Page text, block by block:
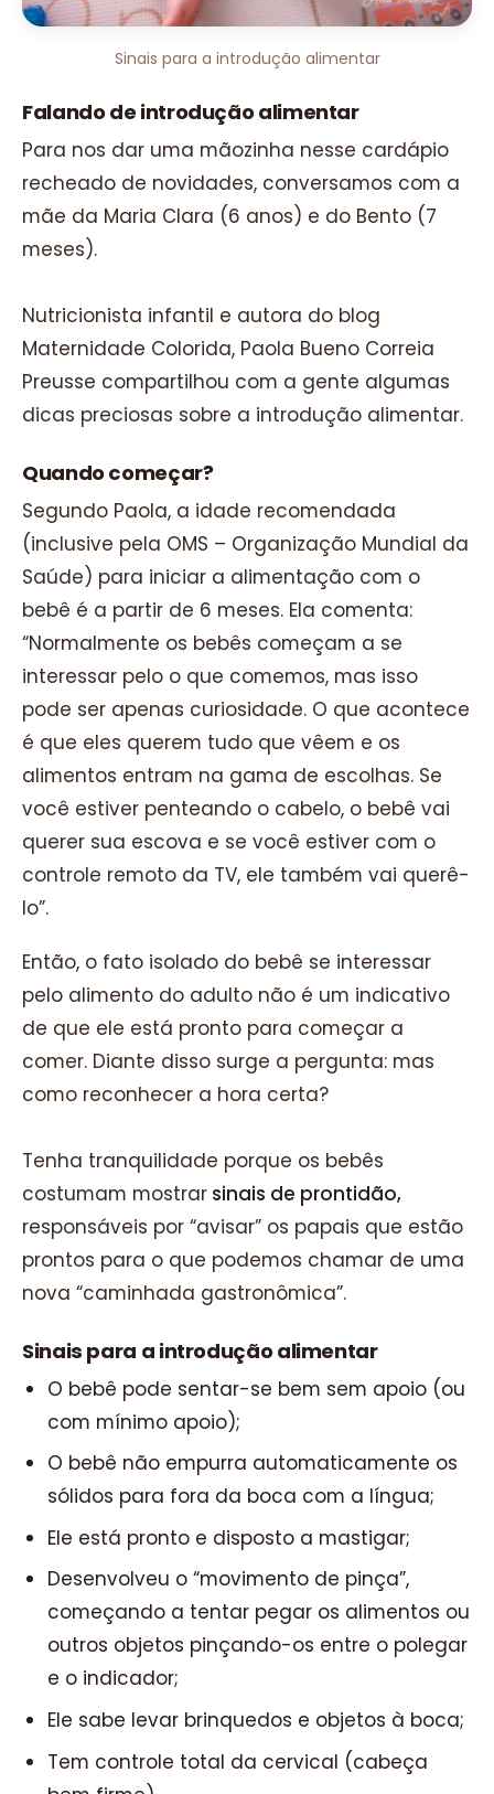
Sinais para a introdução alimentar
Falando de introdução alimentar
Para nos dar uma mãozinha nesse cardápio
recheado de novidades, conversamos com a
mãe da Maria Clara (6 anos) e do Bento (7
meses).
Nutricionista infantil e autora do blog
Maternidade Colorida, Paola Bueno Correia
Preusse compartilhou com a gente algumas
dicas preciosas sobre a introdução alimentar.
Quando começar?
Segundo Paola, a idade recomendada
(inclusive pela OMS – Organização Mundial da
Saúde) para iniciar a alimentação com o
bebê é a partir de 6 meses. Ela comenta:
“Normalmente os bebês começam a se
interessar pelo o que comemos, mas isso
pode ser apenas curiosidade. O que acontece
é que eles querem tudo que vêem e os
alimentos entram na gama de escolhas. Se
você estiver penteando o cabelo, o bebê vai
querer sua escova e se você estiver com o
controle remoto da TV, ele também vai querê-
lo”.
Então, o fato isolado do bebê se interessar
pelo alimento do adulto não é um indicativo
de que ele está pronto para começar a
comer. Diante disso surge a pergunta: mas
como reconhecer a hora certa?
Tenha tranquilidade porque os bebês
costumam mostrar sinais de prontidão,
responsáveis por “avisar” os papais que estão
prontos para o que podemos chamar de uma
nova “caminhada gastronômica”.
Sinais para a introdução alimentar
O bebê pode sentar-se bem sem apoio (ou
com mínimo apoio);
O bebê não empurra automaticamente os
sólidos para fora da boca com a língua;
Ele está pronto e disposto a mastigar;
Desenvolveu o “movimento de pinça”,
começando a tentar pegar os alimentos ou
outros objetos pinçando-os entre o polegar
e o indicador;
Ele sabe levar brinquedos e objetos à boca;
Tem controle total da cervical (cabeça